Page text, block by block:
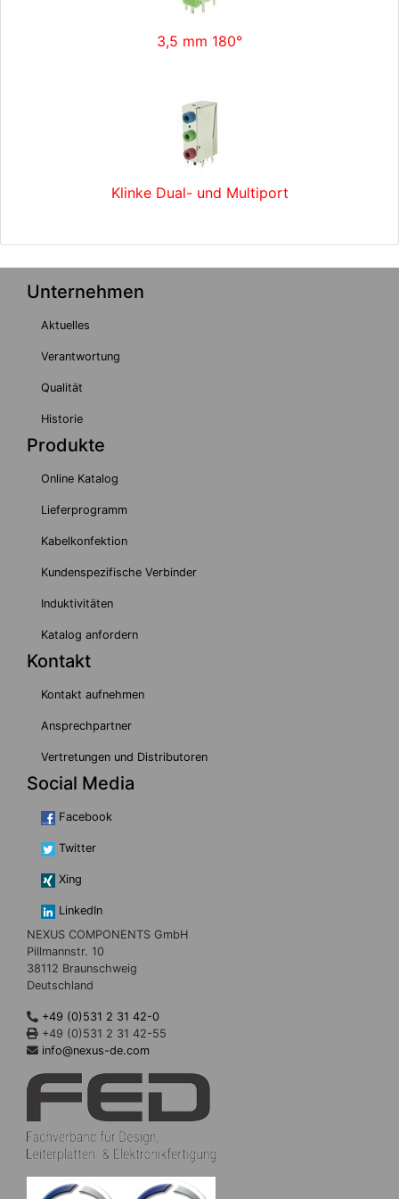
3,5 mm 180°
Klinke Dual- und Multiport
Unternehmen
Aktuelles
Verantwortung
Qualität
Historie
Produkte
Online Katalog
Lieferprogramm
Kabelkonfektion
Kundenspezifische Verbinder
Induktivitäten
Katalog anfordern
Kontakt
Kontakt aufnehmen
Ansprechpartner
Vertretungen und Distributoren
Social Media
Facebook
Twitter
Xing
LinkedIn
NEXUS COMPONENTS GmbH
Pillmannstr. 10
38112 Braunschweig
Deutschland
+49 (0)531 2 31 42-0
+49 (0)531 2 31 42-55
info@nexus-de.com